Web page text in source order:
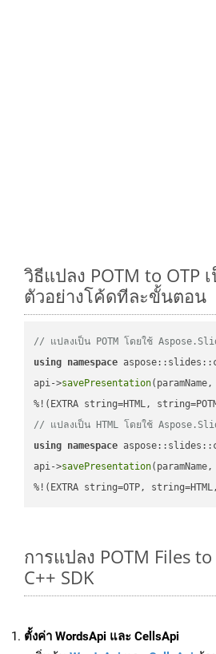
วิธีแปลง POTM to OTP
ตัวอย่างโค้ดทีละขั้นตอน
// แปลงเป็น POTM โดยใช้
using namespace
api->savePresentation
// แปลงเป็น HTML โดยใช้
using namespace
api->savePresentation
%!(EXTRA string=OTP,
การแปลง POTM Files
C++ SDK
ตั้งค่า WordsApi และ CellsApi